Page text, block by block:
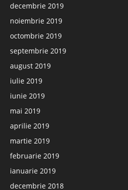
decembrie 2019
noiembrie 2019
octombrie 2019
septembrie 2019
august 2019
iulie 2019
iunie 2019
mai 2019
aprilie 2019
martie 2019
februarie 2019
ianuarie 2019
decembrie 2018